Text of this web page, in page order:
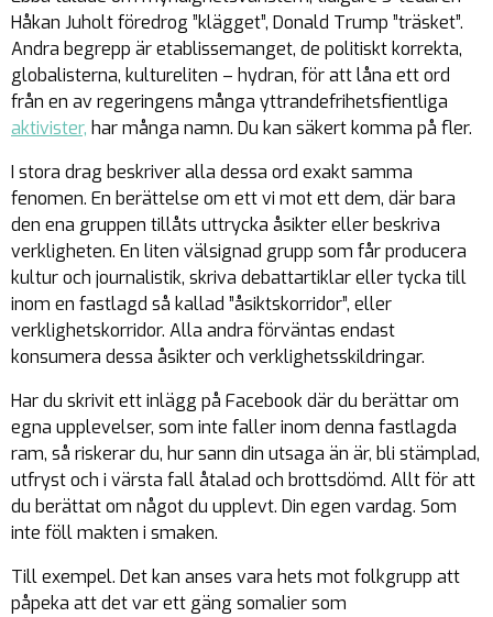
Håkan Juholt föredrog ”klägget”, Donald Trump ”träsket”.
Andra begrepp är etablissemanget, de politiskt korrekta,
globalisterna, kultureliten – hydran, för att låna ett ord
från en av regeringens många yttrandefrihetsfientliga
aktivister, har många namn. Du kan säkert komma på fler.
I stora drag beskriver alla dessa ord exakt samma
fenomen. En berättelse om ett vi mot ett dem, där bara
den ena gruppen tillåts uttrycka åsikter eller beskriva
verkligheten. En liten välsignad grupp som får producera
kultur och journalistik, skriva debattartiklar eller tycka till
inom en fastlagd så kallad ”åsiktskorridor”, eller
verklighetskorridor. Alla andra förväntas endast
konsumera dessa åsikter och verklighetsskildringar.
Har du skrivit ett inlägg på Facebook där du berättar om
egna upplevelser, som inte faller inom denna fastlagda
ram, så riskerar du, hur sann din utsaga än är, bli stämplad,
utfryst och i värsta fall åtalad och brottsdömd. Allt för att
du berättat om något du upplevt. Din egen vardag. Som
inte föll makten i smaken.
Till exempel. Det kan anses vara hets mot folkgrupp att
påpeka att det var ett gäng somalier som